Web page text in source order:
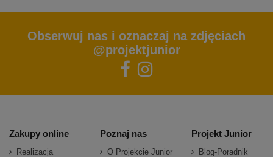
Obserwuj nas i oznaczaj na zdjęciach
@projektjunior
Zakupy online
Realizacja
Poznaj nas
O Projekcie Junior
Projekt Junior
Blog-Poradnik